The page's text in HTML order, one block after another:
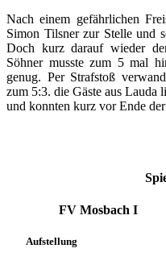
Nach einem gefährlichen
Simon Tilsner zur Stelle und
Doch kurz darauf wieder
Söhner musste zum 5 mal
genug. Per Strafstoß
zum 5:3. die Gäste aus Lauda
und konnten kurz vor Ende
FV Mosbach I
Aufstellung